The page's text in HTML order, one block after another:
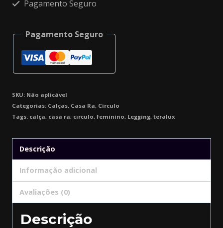
Pagamento Seguro
Pagamento Seguro
SKU: Não aplicável
Categorias: Calças, Casa Ra, Círculo
Tags: calça, casa ra, circulo, feminino, Legging, teralux
Descrição
Informação adicional
Avaliações (0)
Descrição